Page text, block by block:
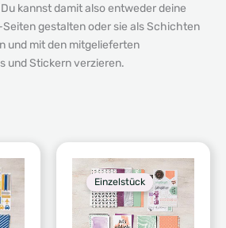
kannst damit also entweder deine
gestalten oder sie als Schichten
und mit den mitgelieferten
und Stickern verzieren.
Einzelstück